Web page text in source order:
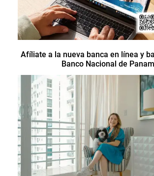
Afíliate a la nueva banca en línea y
Banco Nacional de